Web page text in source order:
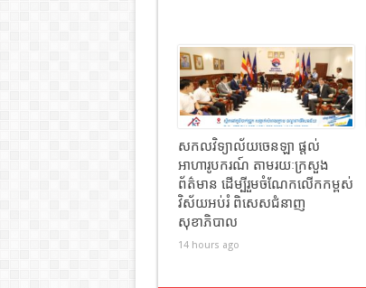
សកលវិទ្យាល័យចេនឡា ផ្តល់
អាហារូបករណ៍ តាមរយៈក្រសួង
ព័ត៌មាន ដើម្បីរួមចំណែកលើកកម្ពស់
វិស័យអប់រំ ពិសេសជំនាញ
សុខាភិបាល
14 hours ago